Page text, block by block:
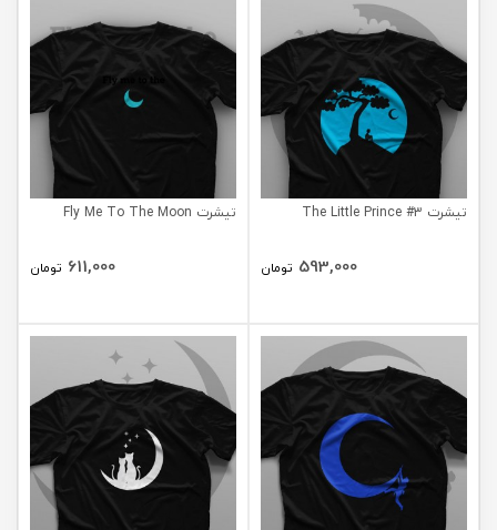
تیشرت The Little Prince #3
593,000 تومان
تیشرت Fly Me To The Moon
611,000 تومان